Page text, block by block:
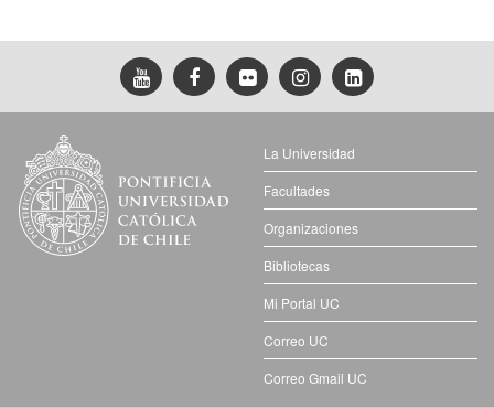
La Universidad
Facultades
Organizaciones
Bibliotecas
Mi Portal UC
Correo UC
Correo Gmail UC